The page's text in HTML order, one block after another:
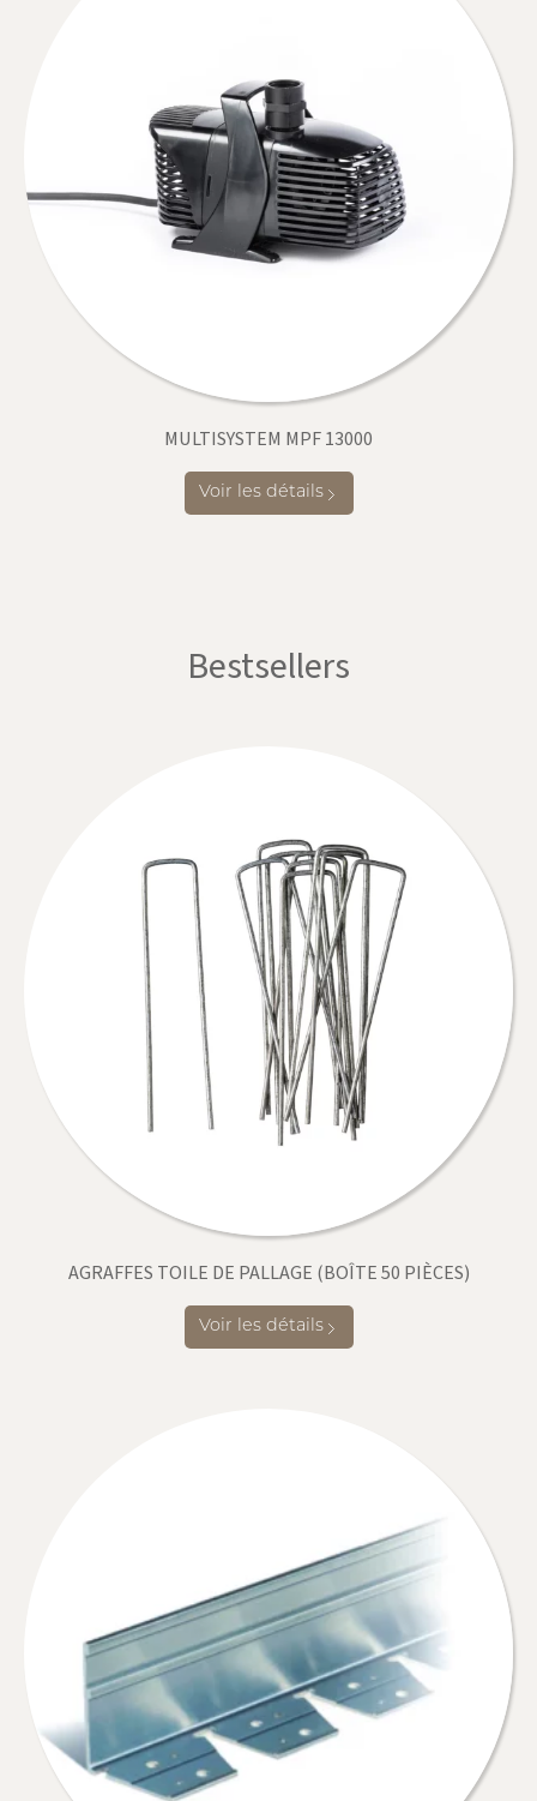
MULTISYSTEM MPF 13000
Voir les détails
Bestsellers
AGRAFFES TOILE DE PALLAGE (BOÎTE 50 PIÈCES)
Voir les détails